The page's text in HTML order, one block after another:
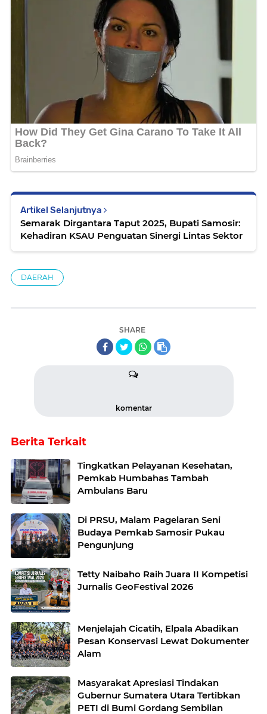
Artikel Selanjutnya
Semarak Dirgantara Taput 2025, Bupati Samosir:
Kehadiran KSAU Penguatan Sinergi Lintas Sektor
DAERAH
SHARE
komentar
Berita Terkait
Tingkatkan Pelayanan Kesehatan,
Pemkab Humbahas Tambah
Ambulans Baru
Di PRSU, Malam Pagelaran Seni
Budaya Pemkab Samosir Pukau
Pengunjung
Tetty Naibaho Raih Juara II Kompetisi
Jurnalis GeoFestival 2026
Menjelajah Cicatih, Elpala Abadikan
Pesan Konservasi Lewat Dokumenter
Alam
Masyarakat Apresiasi Tindakan
Gubernur Sumatera Utara Tertibkan
PETI di Bumi Gordang Sembilan